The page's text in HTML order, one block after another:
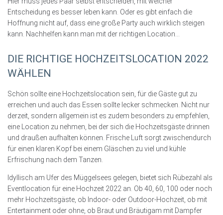
Entscheidung es besser leben kann. Oder es gibt einfach die
Hoffnung nicht auf, dass eine große Party auch wirklich steigen
kann. Nachhelfen kann man mit der richtigen Location…
DIE RICHTIGE HOCHZEITSLOCATION 2022
WÄHLEN
Schön sollte eine Hochzeitslocation sein, für die Gäste gut zu
erreichen und auch das Essen sollte lecker schmecken. Nicht nur
derzeit, sondern allgemein ist es zudem besonders zu empfehlen,
eine Location zu nehmen, bei der sich die Hochzeitsgäste drinnen
und draußen aufhalten können. Frische Luft sorgt zwischendurch
für einen klaren Kopf bei einem Gläschen zu viel und kühle
Erfrischung nach dem Tanzen.
Idyllisch am Ufer des Müggelsees gelegen, bietet sich Rübezahl als
Eventlocation für eine Hochzeit 2022 an. Ob 40, 60, 100 oder noch
mehr Hochzeitsgäste, ob Indoor- oder Outdoor-Hochzeit, ob mit
Entertainment oder ohne, ob Braut und Bräutigam mit Dampfer